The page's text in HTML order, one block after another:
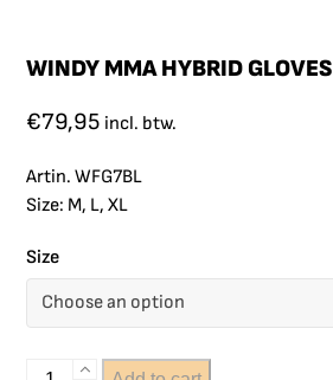
WINDY MMA HYBRID GLOVES
€79,95 incl. btw.
Artin. WFG7BL
Size: M, L, XL
Size